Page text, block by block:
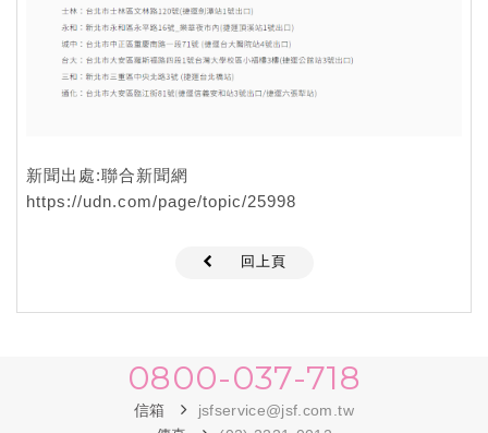
新聞出處:聯合新聞網
https://udn.com/page/topic/25998
回上頁
0800-037-718
信箱
jsfservice@jsf.com.tw